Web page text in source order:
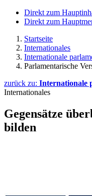
Direkt zum
Direkt zum
Startseite
Internationales
Internationale
Parlamentarische
zurück zu: Internationale
Internationales
Gegensätze
bilden